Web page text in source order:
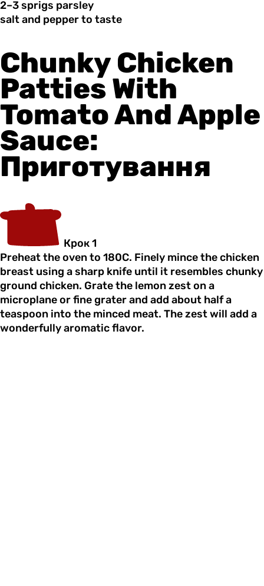
2–3 sprigs parsley
salt and pepperto taste
Chunky Chicken
Patties With
Tomato And Apple
Sauce:
Приготування
Крок 1
Preheat the oven to 180C. Finely mince the chicken
breast using a sharp knife until it resembles chunky
ground chicken. Grate the lemon zest on a
microplane or fine grater and add about half a
teaspoon into the minced meat. The zest will add a
wonderfully aromatic flavor.